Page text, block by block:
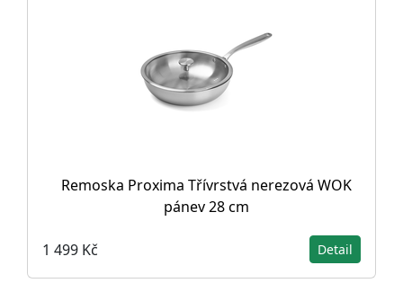
Remoska Proxima Třívrstvá nerezová WOK
pánev 28 cm
1 499 Kč Detail